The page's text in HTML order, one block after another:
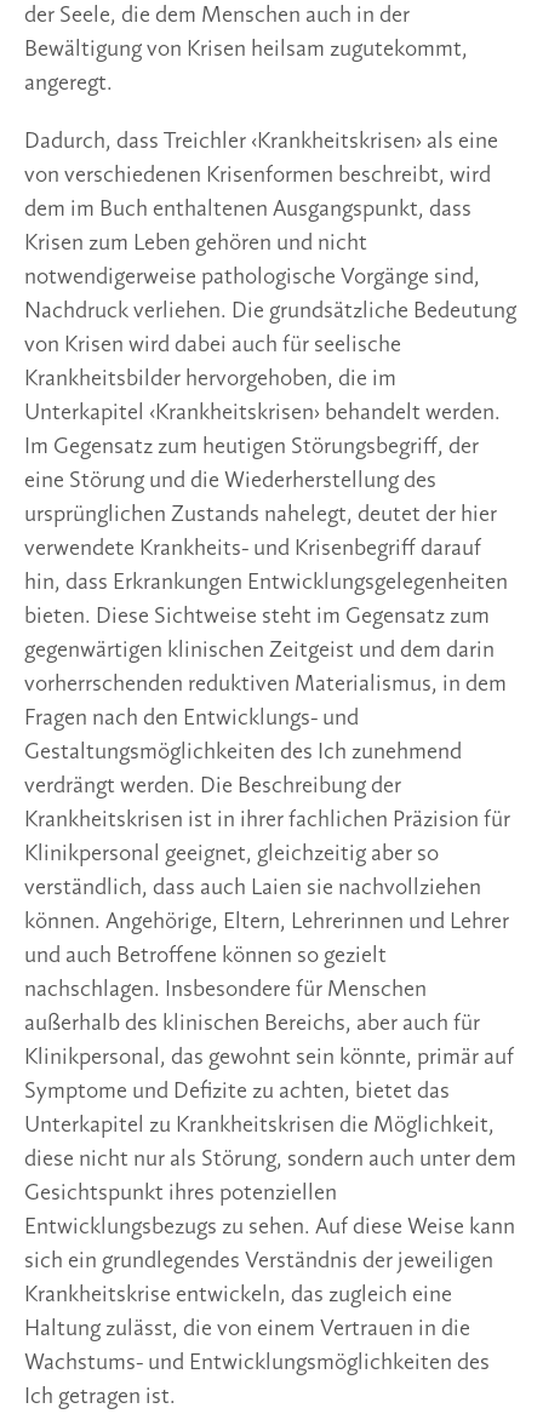
der Seele, die dem Menschen auch in der
Bewältigung von Krisen heilsam zugutekommt,
angeregt.
Dadurch, dass Treichler ‹Krankheitskrisen› als eine
von verschiedenen Krisenformen beschreibt, wird
dem im Buch enthaltenen Ausgangspunkt, dass
Krisen zum Leben gehören und nicht
notwendigerweise pathologische Vorgänge sind,
Nachdruck verliehen. Die grundsätzliche Bedeutung
von Krisen wird dabei auch für seelische
Krankheitsbilder hervorgehoben, die im
Unterkapitel ‹Krankheitskrisen› behandelt werden.
Im Gegensatz zum heutigen Störungsbegriff, der
eine Störung und die Wiederherstellung des
ursprünglichen Zustands nahelegt, deutet der hier
verwendete Krankheits- und Krisenbegriff darauf
hin, dass Erkrankungen Entwicklungsgelegenheiten
bieten. Diese Sichtweise steht im Gegensatz zum
gegenwärtigen klinischen Zeitgeist und dem darin
vorherrschenden reduktiven Materialismus, in dem
Fragen nach den Entwicklungs- und
Gestaltungsmöglichkeiten des Ich zunehmend
verdrängt werden. Die Beschreibung der
Krankheitskrisen ist in ihrer fachlichen Präzision für
Klinikpersonal geeignet, gleichzeitig aber so
verständlich, dass auch Laien sie nachvollziehen
können. Angehörige, Eltern, Lehrerinnen und Lehrer
und auch Betroffene können so gezielt
nachschlagen. Insbesondere für Menschen
außerhalb des klinischen Bereichs, aber auch für
Klinikpersonal, das gewohnt sein könnte, primär auf
Symptome und Defizite zu achten, bietet das
Unterkapitel zu Krankheitskrisen die Möglichkeit,
diese nicht nur als Störung, sondern auch unter dem
Gesichtspunkt ihres potenziellen
Entwicklungsbezugs zu sehen. Auf diese Weise kann
sich ein grundlegendes Verständnis der jeweiligen
Krankheitskrise entwickeln, das zugleich eine
Haltung zulässt, die von einem Vertrauen in die
Wachstums- und Entwicklungsmöglichkeiten des
Ich getragen ist.